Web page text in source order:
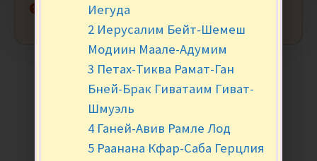
Нет в наличии
Иегуда
2 Иерусалим Бейт-Шемеш
Модиин Маале-Адумим
3 Петах-Тиква Рамат-Ган
Бней-Брак Гиватаим Гиват-
Шмуэль
4 Ганей-Авив Рамле Лод
5 Раанана Кфар-Саба Герцлия